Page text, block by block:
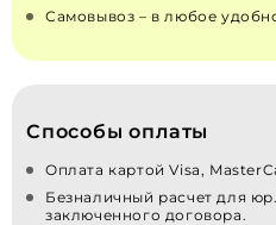
Самовывоз – в любое
Способы оплаты
Оплата картой Visa,
Безналичный расчет для
заключенного договора.